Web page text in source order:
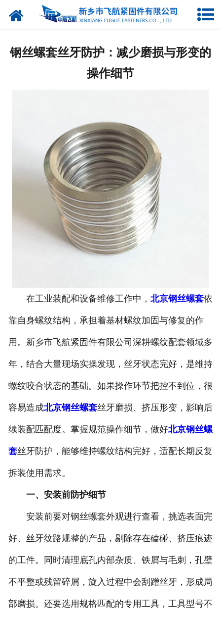
网站首页
联系我们
钢丝螺套丝牙防护：减少磨损与形变的
操作细节
在工业装配和设备维修工作中， 北京钢丝螺套依
靠自身螺纹结构，承担着基材螺纹加固与修复的作
用。新乡市飞航紧固件有限公司深耕螺纹配套领域多
年，结合大量现场实操发现，丝牙状态完好，是维持
螺纹咬合状态的基础。如果操作环节把控不到位，很
容易造成北京钢丝螺套丝牙磨损、挤压形变，影响后
续装配匹配度。掌握规范操作细节，做好北京钢丝螺
套丝牙防护，能够维持螺纹结构完好，适配长期反复
拆装使用需求。
一、安装前防护细节
安装前要对钢丝螺套外观进行查看，挑选表面完
好、丝牙纹路规整的产品，剔除存在磕碰、挤压痕迹
的工件。同时清理底孔内部杂质、铁屑与毛刺，孔壁
不平整或残留碎屑，旋入过程中会刮蹭丝牙，形成局
部磨损。还要选用规格匹配的专用工具，工具型号不